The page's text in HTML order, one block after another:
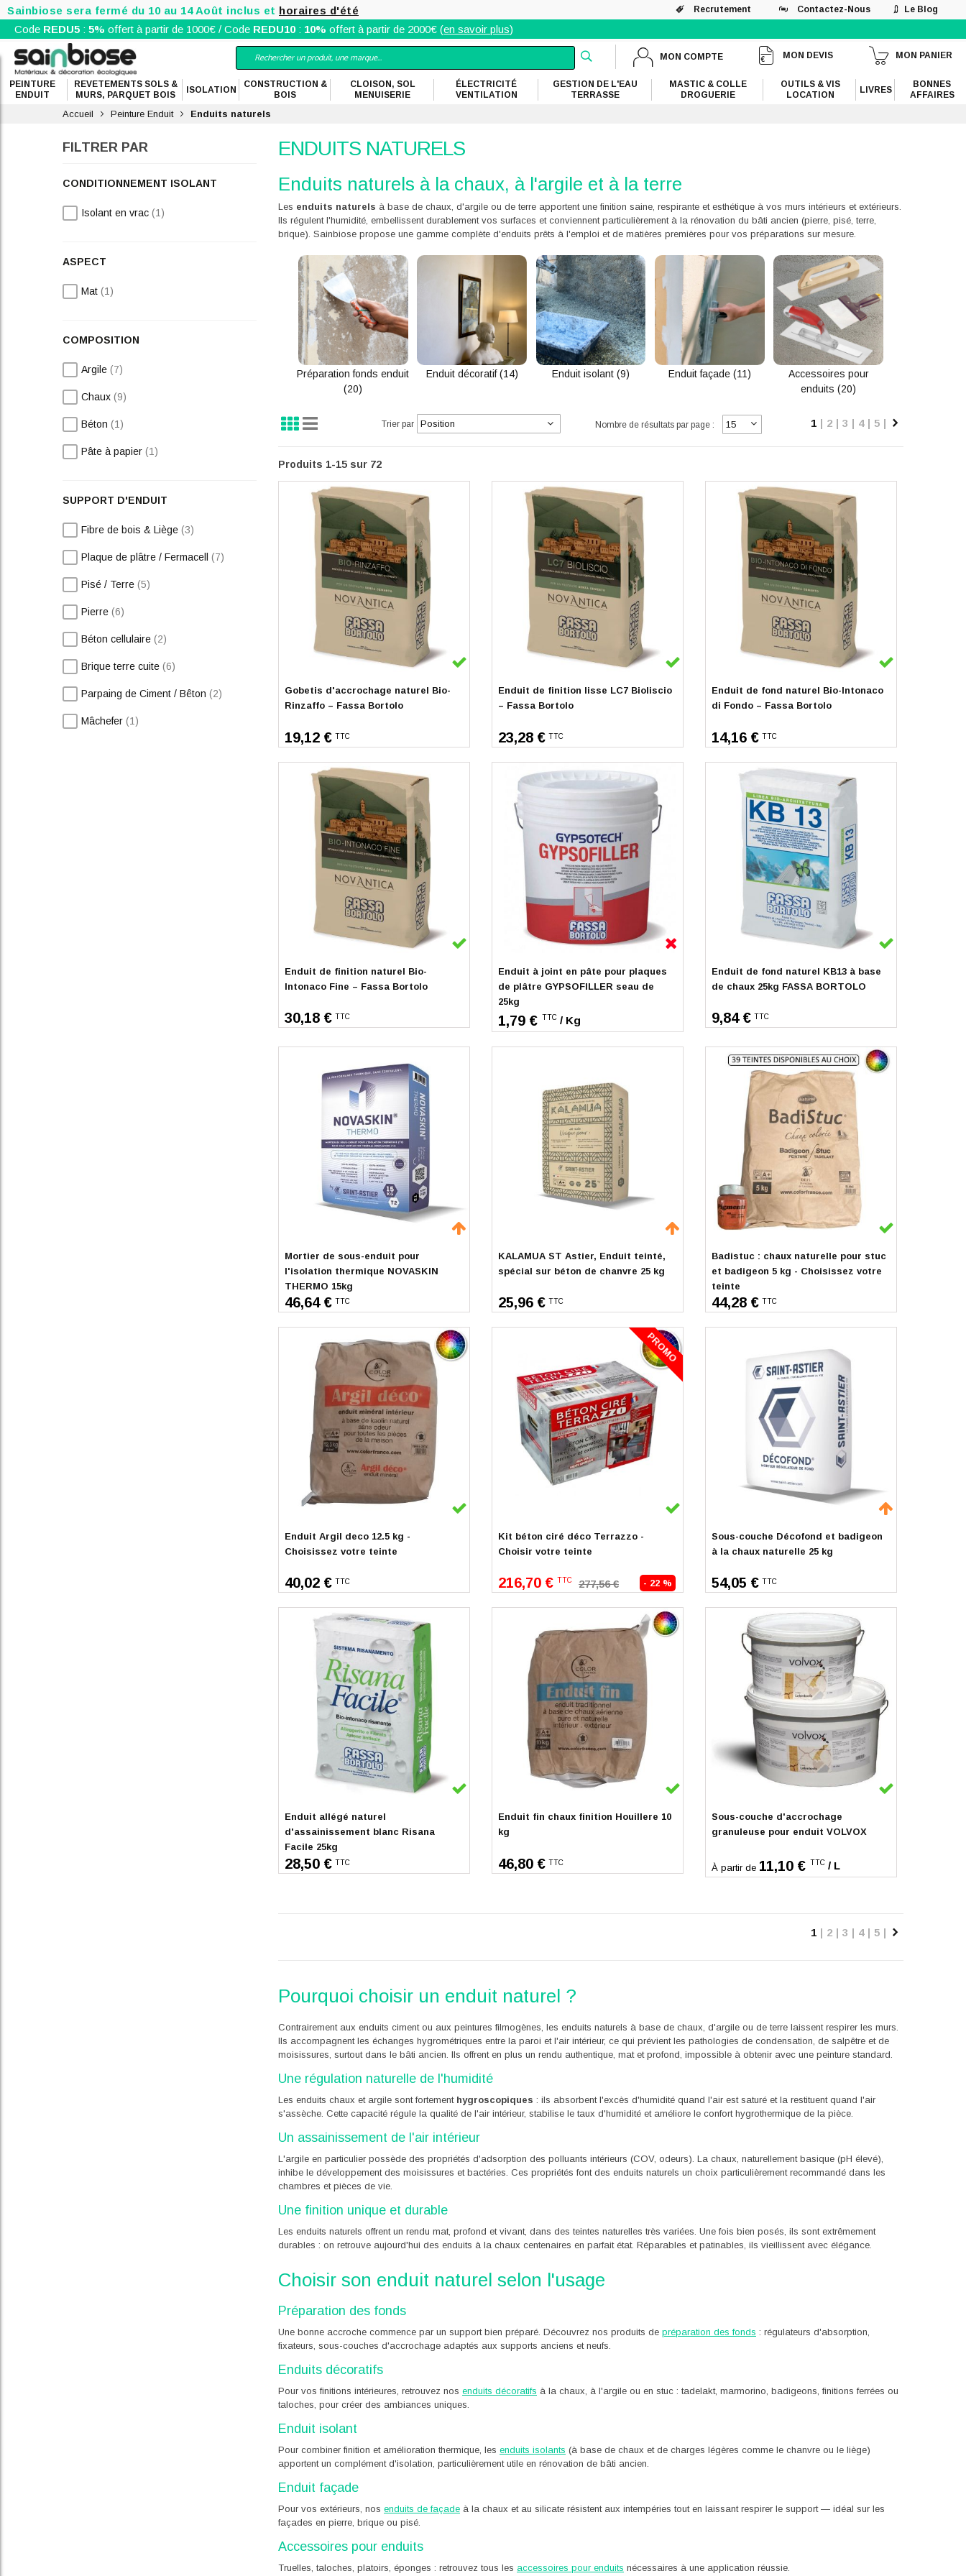
Sainbiose sera fermé du 10 au 14 Août inclus et horaires d'été Recrutement Contactez-Nous Le Blog
Code REDU5 :5% offert à partir de 1000€ / Code REDU10: 10% offert à partir de 2000€ (en savoir plus)
MON COMPTE MON DEVIS MON PANIER
PEINTURE
ENDUIT
REVETEMENTS SOLS &
MURS, PARQUET BOIS
ISOLATION
CONSTRUCTION &
BOIS
CLOISON, SOL
MENUISERIE
ÉLECTRICITÉ
VENTILATION
GESTION DE L'EAU
TERRASSE
MASTIC & COLLE
DROGUERIE
OUTILS & VIS
LOCATION
LIVRES
BONNES
AFFAIRES
Accueil Peinture Enduit Enduits naturels
ENDUITS NATURELS
Enduits naturels à la chaux, à l'argile et à la terre
Les enduits naturels à base de chaux, d'argile ou de terre apportent une finition saine, respirante et esthétique à vos murs intérieurs et extérieurs.
Ils régulent l'humidité, embellissent durablement vos surfaces et conviennent particulièrement à la rénovation du bâti ancien (pierre, pisé, terre,
brique). Sainbiose propose une gamme complète d'enduits prêts à l'emploi et de matières premières pour vos préparations sur mesure.
Préparation fonds enduit
(20)
Enduit décoratif (14) Enduit isolant (9) Enduit façade (11)
Accessoires pour
enduits (20)
Afficher
en
GrilleListe
Trier par Nombre de résultats par page :
Vous lisez actuellement la
1
Page
2
Page
3
Page
4
Page
5
Produits 1-15 sur 72
En stock
Gobetis d'accrochage naturel Bio-
Rinzaffo – Fassa Bortolo
19,12 € TTC
En stock
Enduit de finition lisse LC7 Bioliscio
– Fassa Bortolo
23,28 € TTC
En stock
Enduit de fond naturel Bio-Intonaco
di Fondo – Fassa Bortolo
14,16 € TTC
En stock
Enduit de finition naturel Bio-
Intonaco Fine – Fassa Bortolo
30,18 € TTC
Indisponible
Enduit à joint en pâte pour plaques
de plâtre GYPSOFILLER seau de
25kg
1,79 € TTC / Kg
En stock
Enduit de fond naturel KB13 à base
de chaux 25kg FASSA BORTOLO
9,84 € TTC
Sur commande
Mortier de sous-enduit pour
l'isolation thermique NOVASKIN
THERMO 15kg
46,64 € TTC
KALAMUA ST Astier, Enduit teinté,
spécial sur béton de chanvre 25 kg
25,96 € TTC
En stock
Badistuc : chaux naturelle pour stuc
et badigeon 5 kg - Choisissez votre
teinte
44,28 € TTC
En stock
Enduit Argil deco 12.5 kg -
Choisissez votre teinte
40,02 € TTC
PROMO
Kit béton ciré déco Terrazzo -
Choisir votre teinte
216,70 € TTC 277,56 € - 22 %
Sur commande
Sous-couche Décofond et badigeon
à la chaux naturelle 25 kg
54,05 € TTC
En stock
Enduit allégé naturel
d'assainissement blanc Risana
Facile 25kg
28,50 € TTC
En stock
Enduit fin chaux finition Houillere 10
kg
46,80 € TTC
En stock
Sous-couche d'accrochage
granuleuse pour enduit VOLVOX
À partir de 11,10 € TTC / L
Vous lisez actuellement la
1
Page
2
Page
3
Page
4
Page
5
Pourquoi choisir un enduit naturel ?
Contrairement aux enduits ciment ou aux peintures filmogènes, les enduits naturels à base de chaux, d'argile ou de terre laissent respirer les murs.
Ils accompagnent les échanges hygrométriques entre la paroi et l'air intérieur, ce qui prévient les pathologies de condensation, de salpêtre et de
moisissures, surtout dans le bâti ancien. Ils offrent en plus un rendu authentique, mat et profond, impossible à obtenir avec une peinture standard.
Une régulation naturelle de l'humidité
Les enduits chaux et argile sont fortement hygroscopiques : ils absorbent l'excès d'humidité quand l'air est saturé et la restituent quand l'air
s'assèche. Cette capacité régule la qualité de l'air intérieur, stabilise le taux d'humidité et améliore le confort hygrothermique de la pièce.
Un assainissement de l'air intérieur
L'argile en particulier possède des propriétés d'adsorption des polluants intérieurs (COV, odeurs). La chaux, naturellement basique (pH élevé),
inhibe le développement des moisissures et bactéries. Ces propriétés font des enduits naturels un choix particulièrement recommandé dans les
chambres et pièces de vie.
Une finition unique et durable
Les enduits naturels offrent un rendu mat, profond et vivant, dans des teintes naturelles très variées. Une fois bien posés, ils sont extrêmement
durables : on retrouve aujourd'hui des enduits à la chaux centenaires en parfait état. Réparables et patinables, ils vieillissent avec élégance.
Choisir son enduit naturel selon l'usage
Préparation des fonds
Une bonne accroche commence par un support bien préparé. Découvrez nos produits de préparation des fonds : régulateurs d'absorption,
fixateurs, sous-couches d'accrochage adaptés aux supports anciens et neufs.
Enduits décoratifs
Pour vos finitions intérieures, retrouvez nos enduits décoratifs à la chaux, à l'argile ou en stuc : tadelakt, marmorino, badigeons, finitions ferrées ou
taloches, pour créer des ambiances uniques.
Enduit isolant
Pour combiner finition et amélioration thermique, les enduits isolants (à base de chaux et de charges légères comme le chanvre ou le liège)
apportent un complément d'isolation, particulièrement utile en rénovation de bâti ancien.
Enduit façade
Pour vos extérieurs, nos enduits de façade à la chaux et au silicate résistent aux intempéries tout en laissant respirer le support — idéal sur les
façades en pierre, brique ou pisé.
Accessoires pour enduits
Truelles, taloches, platoirs, éponges : retrouvez tous les accessoires pour enduits nécessaires à une application réussie.
FILTRER PAR
CONDITIONNEMENT ISOLANT
Isolant en vrac 1article
ASPECT
Mat 1article
COMPOSITION
Argile 7articles
Chaux 9articles
Béton 1article
Pâte à papier 1article
SUPPORT D'ENDUIT
Fibre de bois & Liège 3articles
Plaque de plâtre / Fermacell 7articles
Pisé / Terre 5articles
Pierre 6articles
Béton cellulaire 2articles
Brique terre cuite 6articles
Parpaing de Ciment / Bêton 2articles
Mâchefer 1article